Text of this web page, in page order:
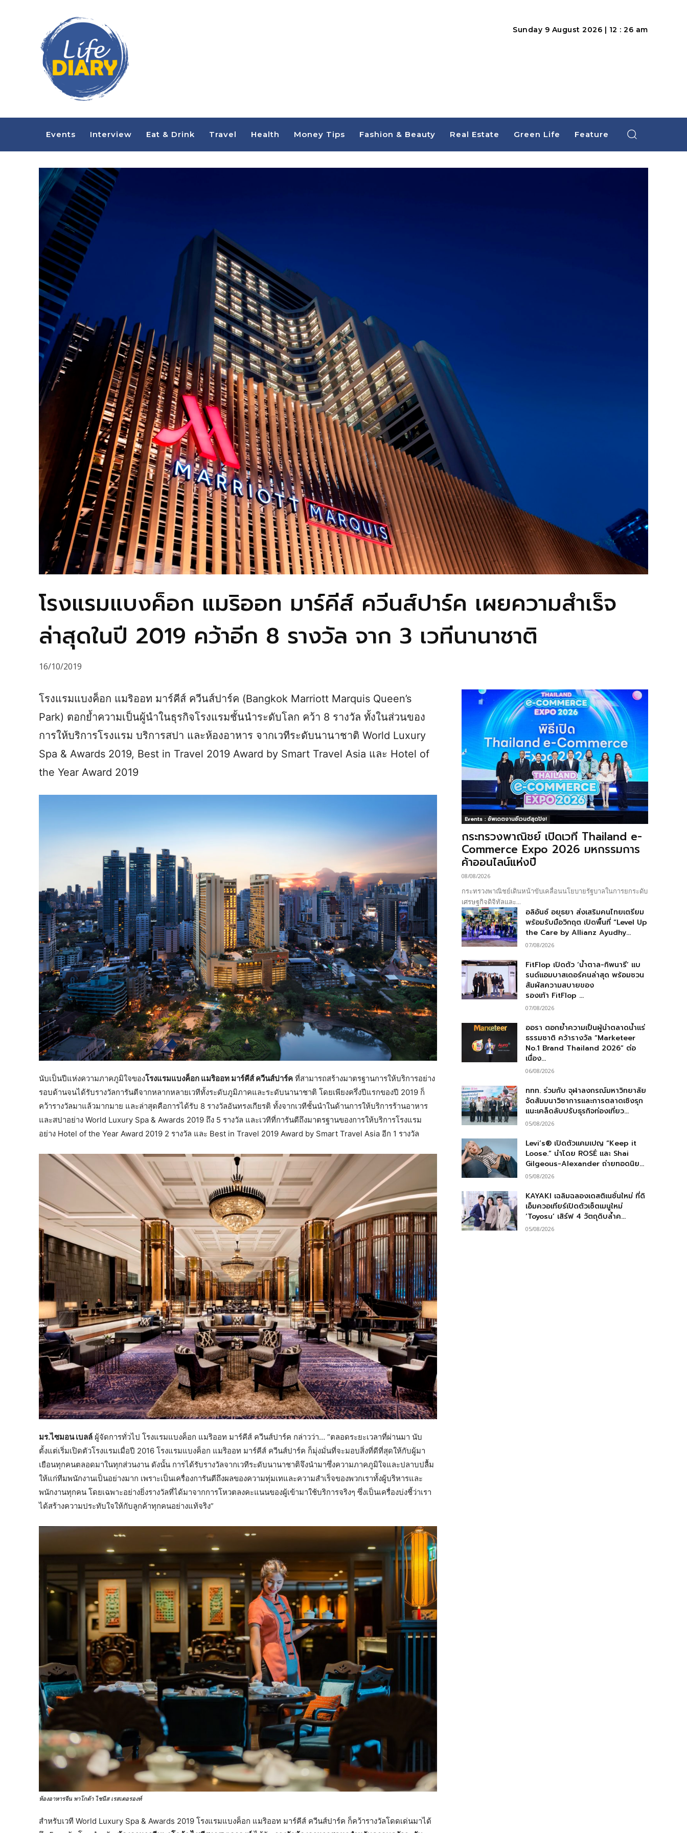
Sunday 9 August 2026 | 12 : 26 am
Events Interview Eat & Drink Travel Health Money Tips Fashion & Beauty Real Estate Green Life Feature
โรงแรมแบงค็อก แมริออท มาร์คีส์ ควีนส์ปาร์ค เผยความสำเร็จ
ล่าสุดในปี 2019 คว้าอีก 8 รางวัล จาก 3 เวทีนานาชาติ
16/10/2019
โรงแรมแบงค็อก แมริออท มาร์คีส์ ควีนส์ปาร์ค (Bangkok Marriott Marquis Queen’s
Park) ตอกย้ำความเป็นผู้นำในธุรกิจโรงแรมชั้นนำระดับโลก คว้า 8 รางวัล ทั้งในส่วนของ
การให้บริการโรงแรม บริการสปา และห้องอาหาร จากเวทีระดับนานาชาติ World Luxury
Spa & Awards 2019, Best in Travel 2019 Award by Smart Travel Asia และ Hotel of
the Year Award 2019
นับเป็นปีแห่งความภาคภูมิใจของโรงแรมแบงค็อก แมริออท มาร์คีส์ ควีนส์ปาร์ค ที่สามารถสร้างมาตรฐานการให้บริการอย่าง
รอบด้านจนได้รับรางวัลการันตีจากหลากหลายเวทีทั้งระดับภูมิภาคและระดับนานาชาติ โดยเพียงครึ่งปีแรกของปี 2019 ก็
คว้ารางวัลมาแล้วมากมาย และล่าสุดคือการได้รับ 8 รางวัลอันทรงเกียรติ ทั้งจากเวทีชั้นนำในด้านการให้บริการร้านอาหาร
และสปาอย่าง World Luxury Spa & Awards 2019 ถึง 5 รางวัล และเวทีที่การันตีถึงมาตรฐานของการให้บริการโรงแรม
อย่าง Hotel of the Year Award 2019 2 รางวัล และ Best in Travel 2019 Award by Smart Travel Asia อีก 1 รางวัล
มร.ไซมอน เบลล์ ผู้จัดการทั่วไป โรงแรมแบงค็อก แมริออท มาร์คีส์ ควีนส์ปาร์ค กล่าวว่า… “ตลอดระยะเวลาที่ผ่านมา นับ
ตั้งแต่เริ่มเปิดตัวโรงแรมเมื่อปี 2016 โรงแรมแบงค็อก แมริออท มาร์คีส์ ควีนส์ปาร์ค ก็มุ่งมั่นที่จะมอบสิ่งที่ดีที่สุดให้กับผู้มา
เยือนทุกคนตลอดมาในทุกส่วนงาน ดังนั้น การได้รับรางวัลจากเวทีระดับนานาชาติจึงนำมาซึ่งความภาคภูมิใจและปลาบปลื้ม
ให้แก่ทีมพนักงานเป็นอย่างมาก เพราะเป็นเครื่องการันตีถึงผลของความทุ่มเทและความสำเร็จของพวกเราทั้งผู้บริหารและ
พนักงานทุกคน โดยเฉพาะอย่างยิ่งรางวัลที่ได้มาจากการโหวตลงคะแนนของผู้เข้ามาใช้บริการจริงๆ ซึ่งเป็นเครื่องบ่งชี้ว่าเรา
ได้สร้างความประทับใจให้กับลูกค้าทุกคนอย่างแท้จริง”
ห้องอาหารจีน พาโกด้า ไชนีส เรสเตอรองท์
สำหรับเวที World Luxury Spa & Awards 2019 โรงแรมแบงค็อก แมริออท มาร์คีส์ ควีนส์ปาร์ค ก็คว้ารางวัลโดดเด่นมาได้
Events : อัพเดตงานอีเวนต์สุดปัง!
กระทรวงพาณิชย์ เปิดเวที Thailand e-
Commerce Expo 2026 มหกรรมการ
ค้าออนไลน์แห่งปี
08/08/2026
กระทรวงพาณิชย์เดินหน้าขับเคลื่อนนโยบายรัฐบาลในการยกระดับ
เศรษฐกิจดิจิทัลและ...
อลิอันซ์ อยุธยา ส่งเสริมคนไทยเตรียม
พร้อมรับมือวิกฤต เปิดพื้นที่ “Level Up
the Care by Allianz Ayudhy...
07/08/2026
FitFlop เปิดตัว ‘น้ำตาล-ทิพนารี’ แบ
รนด์แอมบาสเดอร์คนล่าสุด พร้อมชวน
สัมผัสความสบายของ
รองเท้า FitFlop ...
07/08/2026
ออรา ตอกย้ำความเป็นผู้นำตลาดน้ำแร่
ธรรมชาติ คว้ารางวัล “Marketeer
No.1 Brand Thailand 2026” ต่อ
เนื่อง...
06/08/2026
ททท. ร่วมกับ จุฬาลงกรณ์มหาวิทยาลัย
จัดสัมมนาวิชาการและการตลาดเชิงรุก
แนะเคล็ดลับปรับธุรกิจท่องเที่ยว...
05/08/2026
Levi’s® เปิดตัวแคมเปญ “Keep it
Loose.” นำโดย ROSÉ และ Shai
Gilgeous-Alexander ถ่ายทอดนิย...
05/08/2026
KAYAKI เฉลิมฉลองเดสติเนชั่นใหม่ ที่ดิ
เอ็มควอเทียร์เปิดตัวเซ็ตเมนูใหม่
‘Toyosu’ เสิร์ฟ 4 วัตถุดิบล้ำค...
05/08/2026